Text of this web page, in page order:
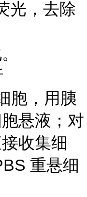
光，去除
胞，用胰
悬液；对
收集细
重悬细